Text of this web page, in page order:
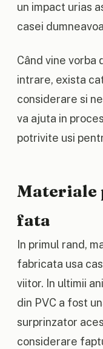
un impact urias
casei
Când vine vorba
intrare, exista
considerare si
va ajuta in
potrivite usi
Materiale
fata
In primul rand,
fabricata usa
viitor. In ultimii
din PVC a fost
surprinzator
considerare